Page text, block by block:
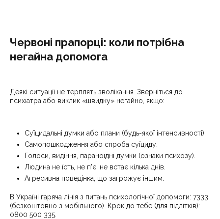
Червоні прапорці: коли потрібна
негайна допомога
Деякі ситуації не терплять зволікання. Зверніться до
психіатра або виклик «швидку» негайно, якщо:
Суїцидальні думки або плани (будь-якої інтенсивності).
Самопошкодження або спроба суїциду.
Голоси, видіння, параноїдні думки (ознаки психозу).
Людина не їсть, не п’є, не встає кілька днів.
Агресивна поведінка, що загрожує іншим.
В Україні гаряча лінія з питань психологічної допомоги: 7333
(безкоштовно з мобільного). Крок до тебе (для підлітків):
0800 500 335.